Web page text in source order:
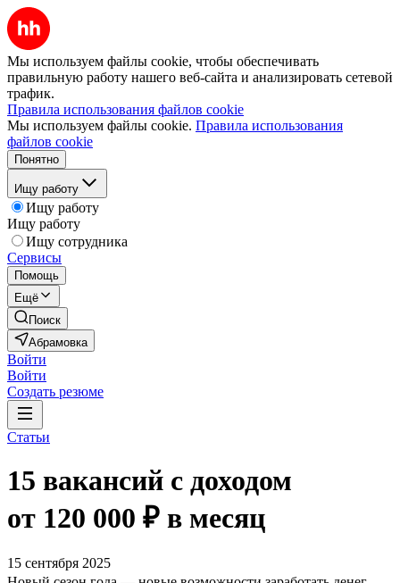
Мы используем файлы cookie, чтобы обеспечивать
правильную работу нашего веб-сайта и анализировать сетевой
трафик.
Правила использования файлов cookie
Мы используем файлы cookie. Правила использования
файлов cookie
Понятно
Ищу работу
Ищу работу
Ищу работу
Ищу сотрудника
Сервисы
Помощь
Ещё
Поиск
Абрамовка
Войти
Войти
Создать резюме
Статьи
15 вакансий с доходом
от 120 000 ₽ в месяц
15 сентября 2025